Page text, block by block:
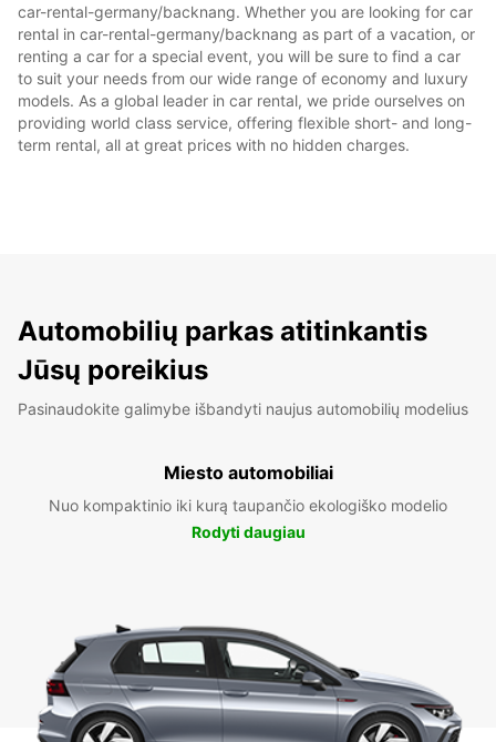
car-rental-germany/backnang. Whether you are looking for car
rental in car-rental-germany/backnang as part of a vacation, or
renting a car for a special event, you will be sure to find a car
to suit your needs from our wide range of economy and luxury
models. As a global leader in car rental, we pride ourselves on
providing world class service, offering flexible short- and long-
term rental, all at great prices with no hidden charges.
Automobilių parkas atitinkantis
Jūsų poreikius
Pasinaudokite galimybe išbandyti naujus automobilių modelius
Miesto automobiliai
Nuo kompaktinio iki kurą taupančio ekologiško modelio
Rodyti daugiau